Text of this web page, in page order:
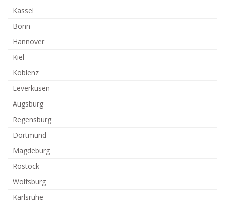
Kassel
Bonn
Hannover
Kiel
Koblenz
Leverkusen
Augsburg
Regensburg
Dortmund
Magdeburg
Rostock
Wolfsburg
Karlsruhe